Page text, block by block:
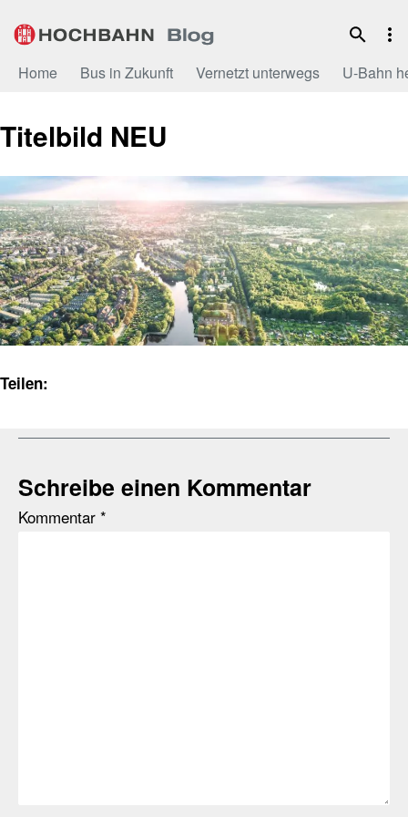
Inhalt
Home Bus in Zukunft Vernetzt unterwegs U-Bahn
Titelbild NEU
Teilen:
Schreibe einen Kommentar
Kommentar *